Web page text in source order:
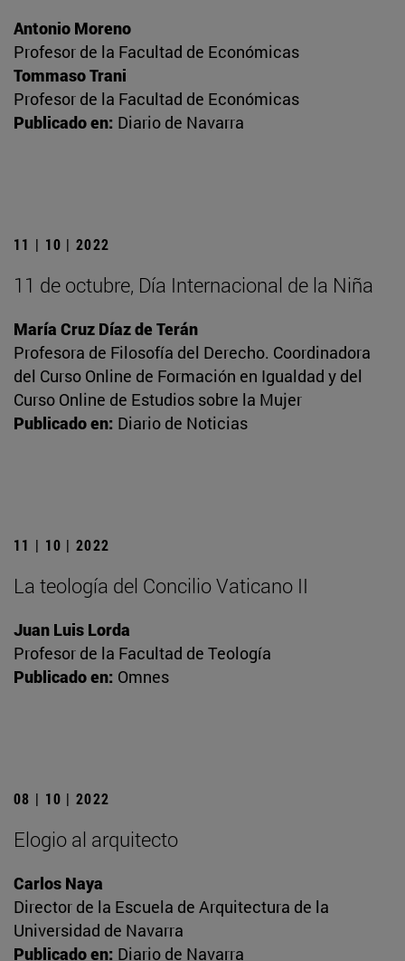
Antonio Moreno
Profesor de la Facultad de Económicas
Tommaso Trani
Profesor de la Facultad de Económicas
Publicado en: Diario de Navarra
11 | 10 | 2022
11 de octubre, Día Internacional de la Niña
María Cruz Díaz de Terán
Profesora de Filosofía del Derecho. Coordinadora
del Curso Online de Formación en Igualdad y del
Curso Online de Estudios sobre la Mujer
Publicado en: Diario de Noticias
11 | 10 | 2022
La teología del Concilio Vaticano II
Juan Luis Lorda
Profesor de la Facultad de Teología
Publicado en: Omnes
08 | 10 | 2022
Elogio al arquitecto
Carlos Naya
Director de la Escuela de Arquitectura de la
Universidad de Navarra
Publicado en: Diario de Navarra